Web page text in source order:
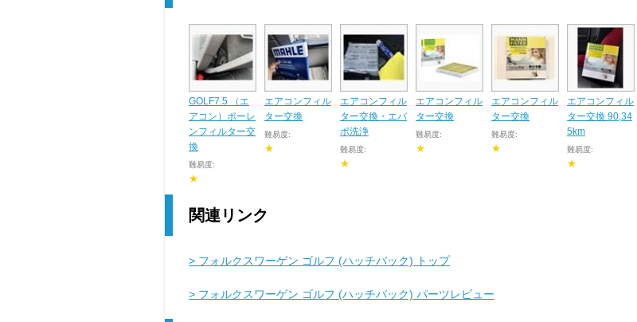
GOLF7.5 （エ
アコン）ポーレ
ンフィルター交
換
難易度:
★
エアコンフィル
ター交換
難易度:
★
エアコンフィル
ター交換・エバ
ポ洗浄
難易度:
★
エアコンフィル
ター交換
難易度:
★
エアコンフィル
ター交換
難易度:
★
エアコンフィル
ター交換 90,34
5km
難易度:
★
関連リンク
> フォルクスワーゲン ゴルフ (ハッチバック) トップ
> フォルクスワーゲン ゴルフ (ハッチバック) パーツレビュー